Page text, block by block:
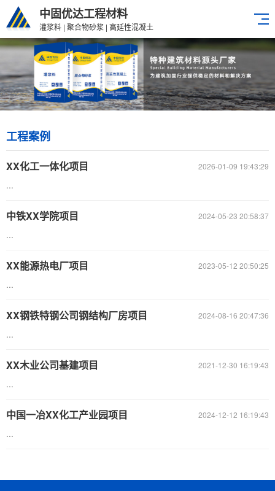
中固优达工程材料
灌浆料 | 聚合物砂浆 | 高延性混凝土
工程案例
2026-01-09 19:43:29
XX化工一体化项目
...
2024-05-23 20:58:37
中铁XX学院项目
...
2023-05-12 20:50:25
XX能源热电厂项目
...
2024-08-16 20:47:36
XX钢铁特钢公司钢结构厂房项目
...
2021-12-30 16:19:43
XX木业公司基建项目
...
2024-12-12 16:19:43
中国一冶XX化工产业园项目
...